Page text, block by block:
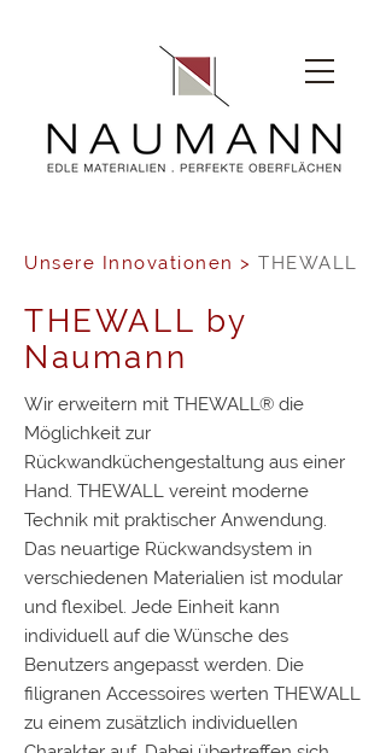
Unsere Innovationen > THEWALL
THEWALL by
Naumann
Wir erweitern mit THEWALL® die
Möglichkeit zur
Rückwandküchengestaltung aus einer
Hand. THEWALL vereint moderne
Technik mit praktischer Anwendung.
Das neuartige Rückwandsystem in
verschiedenen Materialien ist modular
und flexibel. Jede Einheit kann
individuell auf die Wünsche des
Benutzers angepasst werden. Die
filigranen Accessoires werten THEWALL
zu einem zusätzlich individuellen